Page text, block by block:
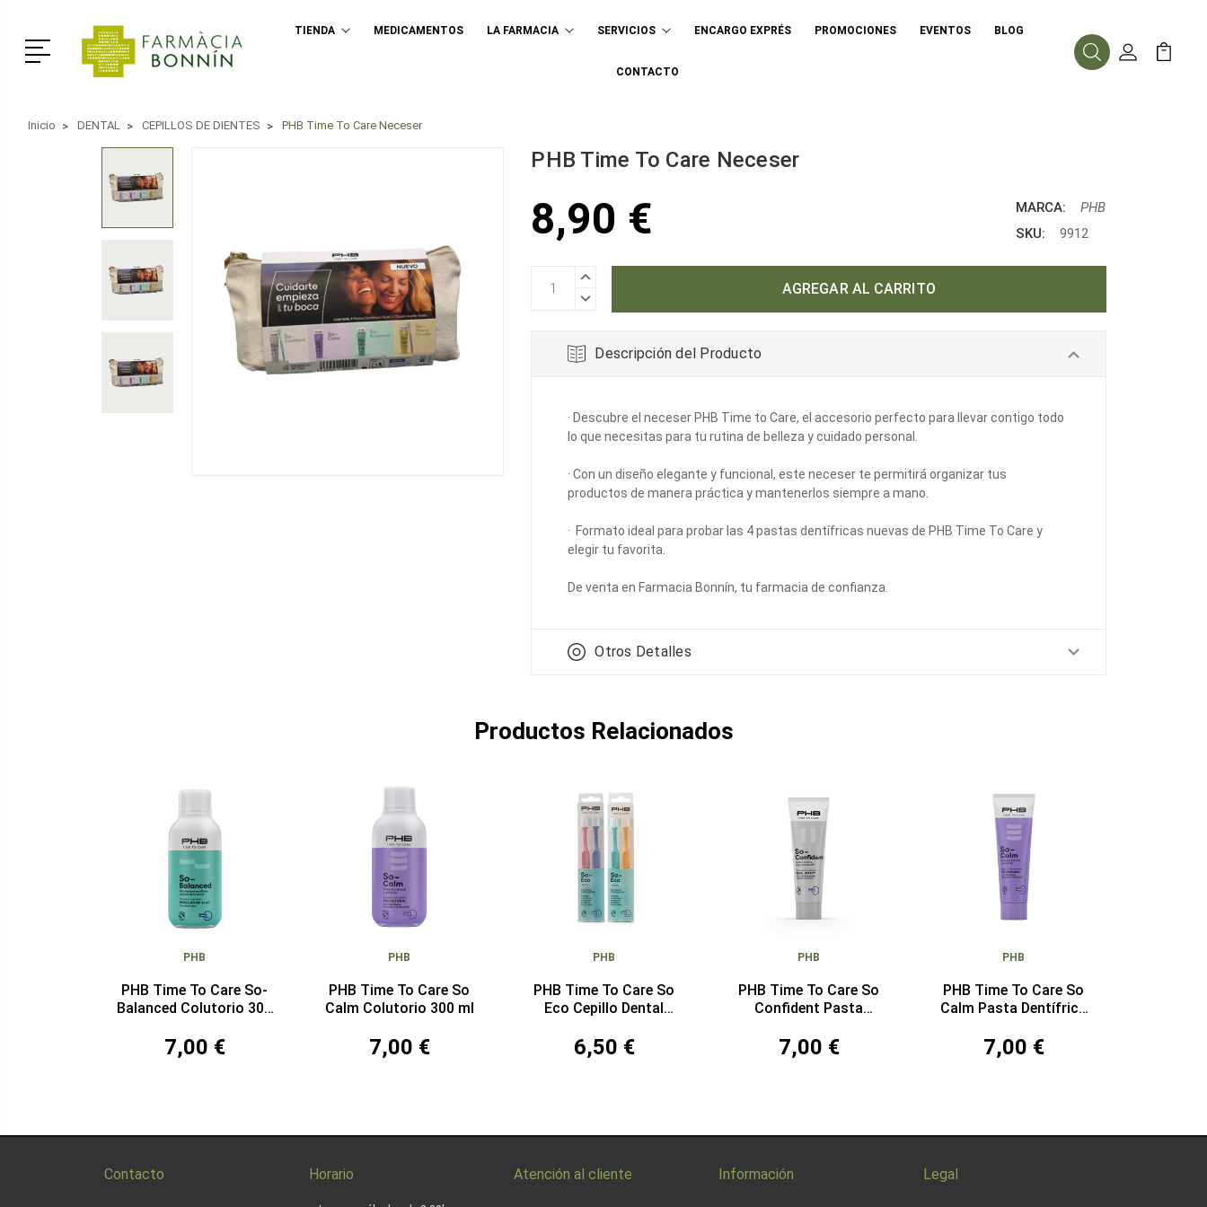
Menú
TIENDA MEDICAMENTOS LA FARMACIA SERVICIOS ENCARGO EXPRÉS PROMOCIONES EVENTOS BLOG
CONTACTO
BuscarMi Cuenta
Mi
Inicio DENTAL CEPILLOS DE DIENTES PHB Time To Care Neceser
PHB Time To Care Neceser
8,90 €
AUMENTAR
DISMINUIR
CANTIDAD:
MARCA:
PHB
SKU:
9912
Descripción del Producto
· Descubre el neceser PHB Time to Care, el accesorio perfecto para llevar contigo todo
lo que necesitas para tu rutina de belleza y cuidado personal.
· Con un diseño elegante y funcional, este neceser te permitirá organizar tus
productos de manera práctica y mantenerlos siempre a mano.
· Formato ideal para probar las 4 pastas dentífricas nuevas de PHB Time To Care y
elegir tu favorita.
De venta en Farmacia Bonnín, tu farmacia de confianza.
Otros Detalles
Productos Relacionados
PHB
PHB Time To Care So-
Balanced Colutorio 300
7,00 €
PHB
PHB Time To Care So
Calm Colutorio 300 ml
7,00 €
PHB
PHB Time To Care So
Eco Cepillo Dental
6,50 €
PHB
PHB Time To Care So
Confident Pasta
7,00 €
PHB
PHB Time To Care So
Calm Pasta Dentífrica
7,00 €
Contacto Horario Atención al cliente Información Legal